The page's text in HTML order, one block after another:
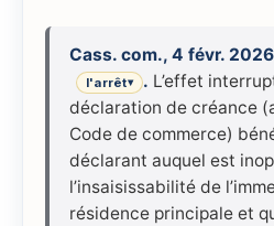
Cass. com., 4 févr.
l'arrêt▾ . L’effet
déclaration de créance
Code de commerce)
déclarant auquel est
l’insaisissabilité de
résidence principale et